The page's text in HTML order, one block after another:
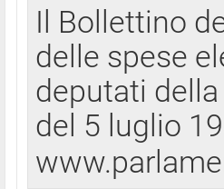
Il Bollettino
delle spese
deputati
del 5 luglio